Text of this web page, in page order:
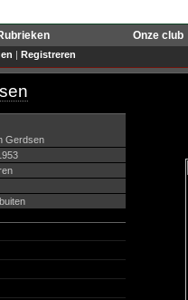
Onze club
| Registreren
Gerdsen